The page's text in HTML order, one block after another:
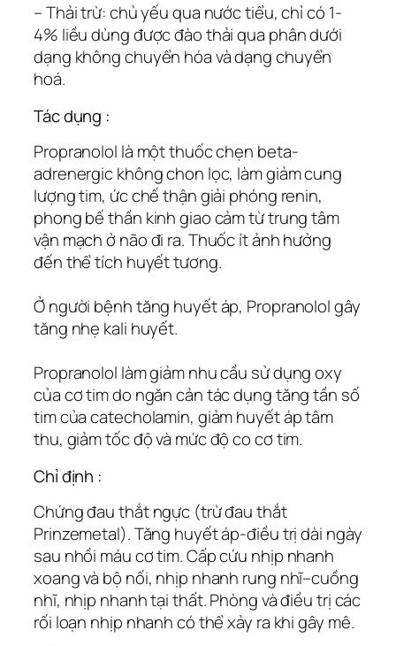
– Thải trừ: chủ yếu qua nước tiểu, chỉ có 1-
4% liều dùng được đào thải qua phân dưới
dạng không chuyển hóa và dạng chuyển
hoá.
Tác dụng :
Propranolol là một thuốc chẹn beta-
adrenergic không chon lọc, làm giảm cung
lượng tim, ức chế thận giải phóng renin,
phong bế thần kinh giao cảm từ trung tâm
vận mạch ở não đi ra. Thuốc ít ảnh hưởng
đến thể tích huyết tương.
Ở người bệnh tăng huyết áp, Propranolol gây
tăng nhẹ kali huyết.
Propranolol làm giảm nhu cầu sử dụng oxy
của cơ tim do ngăn cản tác dụng tăng tần số
tim của catecholamin, giảm huyết áp tâm
thu, giảm tốc độ và mức độ co cơ tim.
Chỉ định :
Chứng đau thắt ngực (trừ đau thắt
Prinzemetal). Tăng huyết áp-điều trị dài ngày
sau nhồi máu cơ tim. Cấp cứu nhịp nhanh
xoang và bộ nối, nhịp nhanh rung nhĩ–cuồng
nhĩ, nhịp nhanh tại thất. Phòng và điều trị các
rối loạn nhịp nhanh có thể xảy ra khi gây mê.